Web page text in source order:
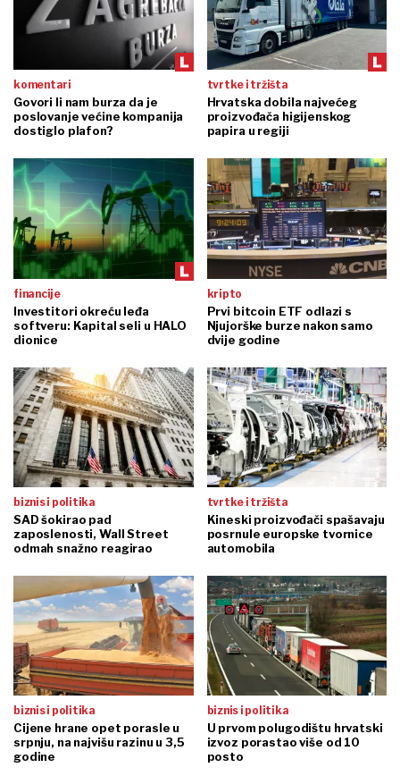
komentari
Govori li nam burza da je
poslovanje većine kompanija
dostiglo plafon?
tvrtke i tržišta
Hrvatska dobila najvećeg
proizvođača higijenskog
papira u regiji
financije
Investitori okreću leđa
softveru: Kapital seli u HALO
dionice
kripto
Prvi bitcoin ETF odlazi s
Njujorške burze nakon samo
dvije godine
biznis i politika
SAD šokirao pad
zaposlenosti, Wall Street
odmah snažno reagirao
tvrtke i tržišta
Kineski proizvođači spašavaju
posrnule europske tvornice
automobila
biznis i politika
Cijene hrane opet porasle u
srpnju, na najvišu razinu u 3,5
godine
biznis i politika
U prvom polugodištu hrvatski
izvoz porastao više od 10
posto